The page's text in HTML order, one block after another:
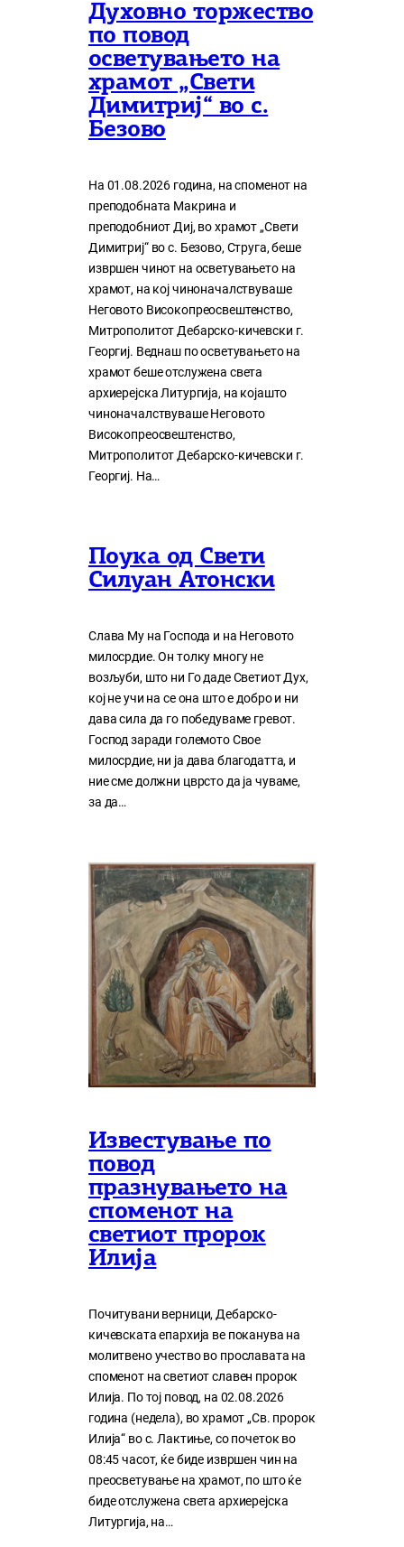
Духовно торжество
по повод
осветувањето на
храмот „Свети
Димитриј“ во с.
Безово
На 01.08.2026 година, на споменот на
преподобната Макрина и
преподобниот Диј, во храмот „Свети
Димитриј“ во с. Безово, Струга, беше
извршен чинот на осветувањето на
храмот, на кој чиноначалствуваше
Неговото Високопреосвештенство,
Митрополитот Дебарско-кичевски г.
Георгиј. Веднаш по осветувањето на
храмот беше отслужена света
архиерејска Литургија, на којашто
чиноначалствуваше Неговото
Високопреосвештенство,
Митрополитот Дебарско-кичевски г.
Георгиј. На…
Поука од Свети
Силуан Атонски
Слава Му на Господа и на Неговото
милосрдие. Он толку многу нe
возљуби, што ни Го даде Светиот Дух,
кој нe учи на сe она што е добро и ни
дава сила да го победуваме гревот.
Господ заради големото Свое
милосрдие, ни ја дава благодатта, и
ние сме должни цврсто да ја чуваме,
за да…
Известување по
повод
празнувањето на
споменот на
светиот пророк
Илија
Почитувани верници, Дебарско-
кичевската епархија ве поканува на
молитвено учество во прославата на
споменот на светиот славен пророк
Илија. По тој повод, на 02.08.2026
година (недела), во храмот „Св. пророк
Илија“ во с. Лактиње, со почеток во
08:45 часот, ќе биде извршен чин на
преосветување на храмот, по што ќе
биде отслужена света архиерејска
Литургија, на…